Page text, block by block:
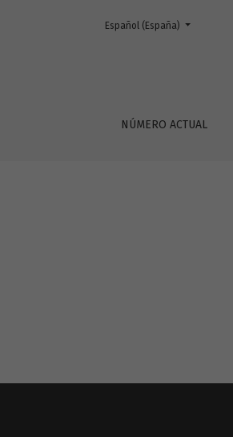
Avisos
NÚMERO ACTUAL
Cambiar el idioma. El actual es:
Español (España)